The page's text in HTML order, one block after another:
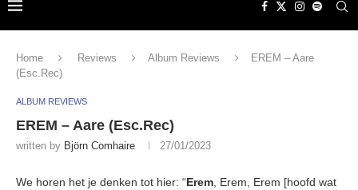
Home Reviews Album Reviews
EREM – Aare
(Esc.Rec)
ALBUM REVIEWS
EREM – Aare (Esc.Rec)
written by Björn Comhaire 27/01/2023
We horen het je denken tot hier: “Erem, Erem, Erem [hoofd wat